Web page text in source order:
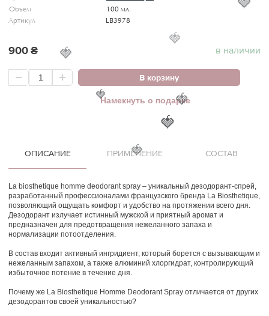
Объем
100 мл.
Артикул
LB3978
900₴ в наличии
В корзину
Намекнуть о подарке
ОПИСАНИЕ ПРИМЕНЕНИЕ СОСТАВ
La biosthetique homme deodorant spray – уникальный дезодорант-спрей,
разработанный профессионалами французского бренда La Biosthetique,
позволяющий ощущать комфорт и удобство на протяжении всего дня.
Дезодорант излучает истинный мужской и приятный аромат и
предназначен для предотвращения нежеланного запаха и
нормализации потоотделения.
В состав входит активный ингридиент, который борется с вызывающим и
нежеланным запахом, а также алюминий хлоргидрат, контролирующий
избыточное потение в течение дня.
Почему же La Biosthetique Homme Deodorant Spray отличается от других
дезодорантов своей уникальностью?
🍓
🍓
🍓
🍓
🍓
🍓
🍓